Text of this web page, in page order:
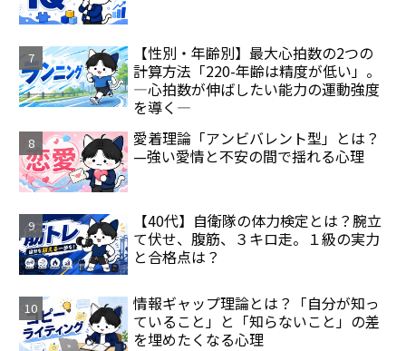
【性別・年齢別】最大心拍数の2つの
計算方法「220-年齢は精度が低い」。
―心拍数が伸ばしたい能力の運動強度
を導く―
愛着理論「アンビバレント型」とは？
—強い愛情と不安の間で揺れる心理
【40代】自衛隊の体力検定とは？腕立
て伏せ、腹筋、３キロ走。１級の実力
と合格点は？
情報ギャップ理論とは？「自分が知っ
ていること」と「知らないこと」の差
を埋めたくなる心理